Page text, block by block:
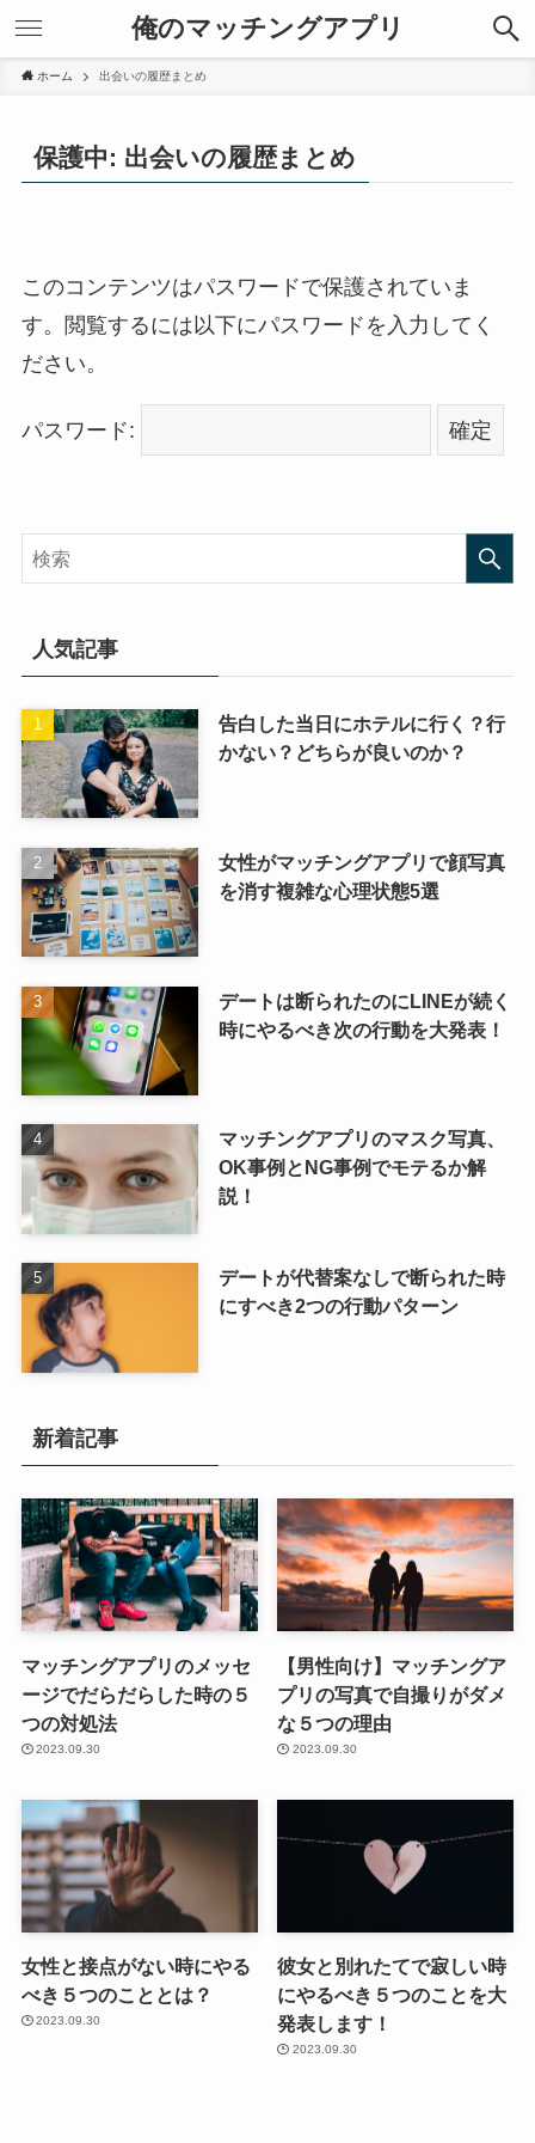
俺のマッチングアプリ
ホーム 出会いの履歴まとめ
保護中: 出会いの履歴まとめ
このコンテンツはパスワードで保護されていま
す。閲覧するには以下にパスワードを入力してく
ださい。
パスワード:
人気記事
告白した当日にホテルに行く？行
かない？どちらが良いのか？
女性がマッチングアプリで顔写真
を消す複雑な心理状態5選
デートは断られたのにLINEが続く
時にやるべき次の行動を大発表！
マッチングアプリのマスク写真、
OK事例とNG事例でモテるか解
説！
デートが代替案なしで断られた時
にすべき2つの行動パターン
新着記事
マッチングアプリのメッセ
ージでだらだらした時の５
つの対処法
2023.09.30
【男性向け】マッチングア
プリの写真で自撮りがダメ
な５つの理由
2023.09.30
女性と接点がない時にやる
べき５つのこととは？
2023.09.30
彼女と別れたてで寂しい時
にやるべき５つのことを大
発表します！
2023.09.30